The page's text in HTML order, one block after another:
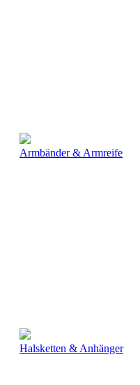
Armbänder & Armreife
Halsketten & Anhänger